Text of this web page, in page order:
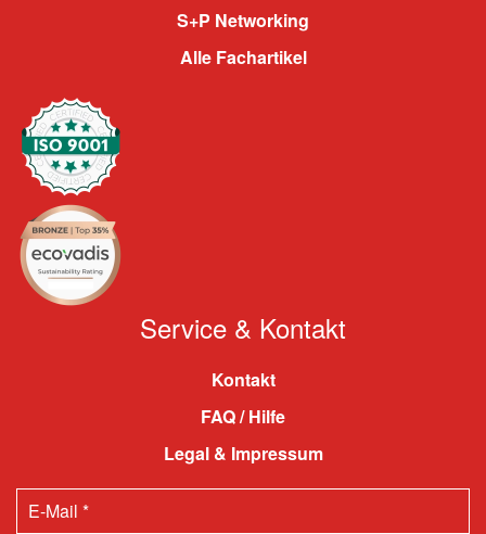
S+P Networking
Alle Fachartikel
Service & Kontakt
Kontakt
FAQ / Hilfe
Legal & Impressum